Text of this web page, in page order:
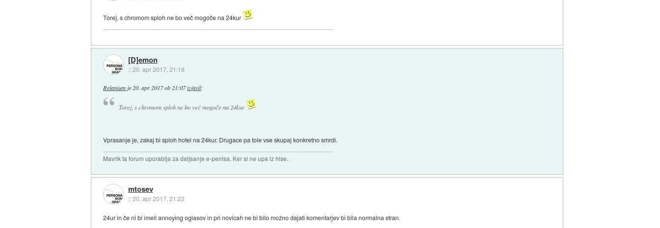
Torej, s chromom sploh ne bo več mogoče na 24kur
[D]emon
::20. apr 2017, 21:18
Relaniumje20. apr 2017 ob 21:07izjavil:
Torej, s chromom sploh ne bo več mogoče na 24kur
Vprasanje je, zakaj bi sploh hotel na 24kur. Drugace pa tole vse skupaj konkretno smrdi.
Mavrik ta forum uporablja za daljsanje e-penisa. Ker si ne upa iz hise.
mtosev
::20. apr 2017, 21:22
24ur in če ni bi imeli annoying oglasov in pri novicah ne bi bilo možno dajati komentarjev bi bila normalna stran.